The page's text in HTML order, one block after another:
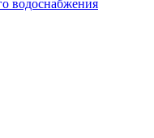
водоснабжения